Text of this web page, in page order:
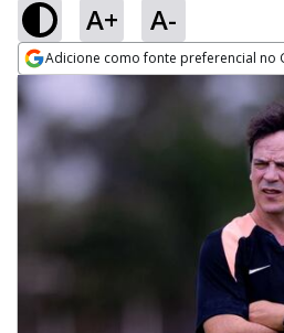
A+ A-
Adicione como fonte preferencial no
Opens in new window